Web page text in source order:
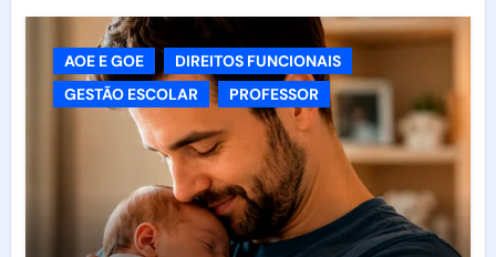
AOE E GOE
DIREITOS FUNCIONAIS
GESTÃO ESCOLAR
PROFESSOR